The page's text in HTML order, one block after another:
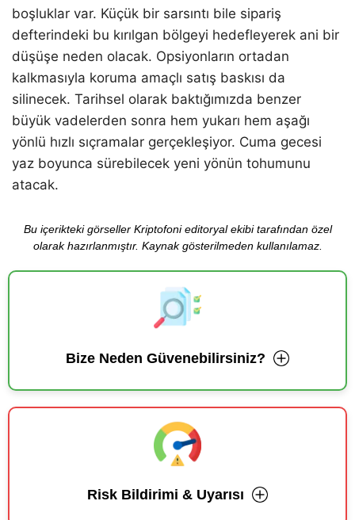
boşluklar var. Küçük bir sarsıntı bile sipariş
defterindeki bu kırılgan bölgeyi hedefleyerek ani bir
düşüşe neden olacak. Opsiyonların ortadan
kalkmasıyla koruma amaçlı satış baskısı da
silinecek. Tarihsel olarak baktığımızda benzer
büyük vadelerden sonra hem yukarı hem aşağı
yönlü hızlı sıçramalar gerçekleşiyor. Cuma gecesi
yaz boyunca sürebilecek yeni yönün tohumunu
atacak.
Bu içerikteki görseller Kriptofoni editoryal ekibi tarafından özel
olarak hazırlanmıştır. Kaynak gösterilmeden kullanılamaz.
Bize Neden Güvenebilirsiniz?
Risk Bildirimi & Uyarısı